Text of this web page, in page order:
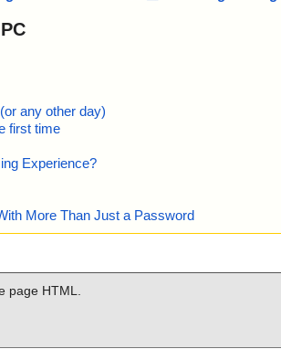
any other day)
first time
Experience?
More Than Just a Password
page HTML.